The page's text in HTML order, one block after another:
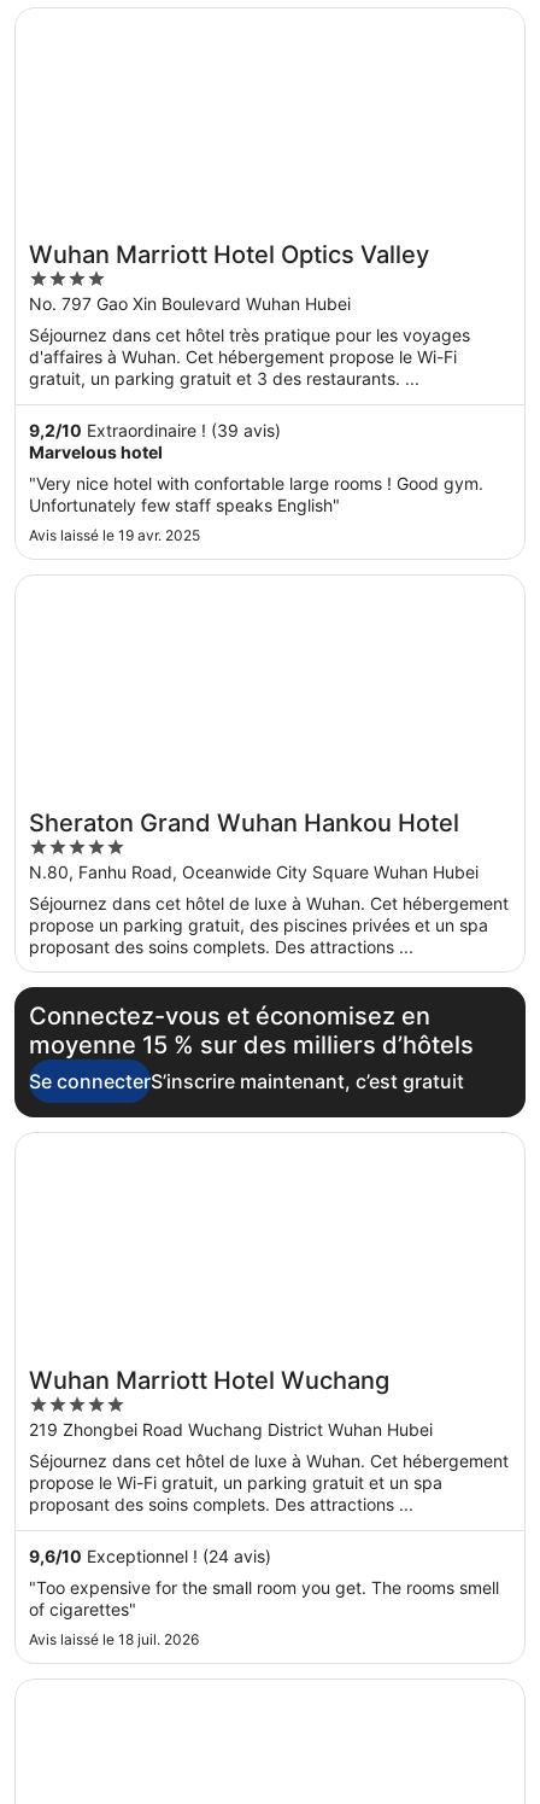
Wuhan Marriott Hotel Optics Valley
4
out
of
5
No. 797 Gao Xin Boulevard Wuhan Hubei
Séjournez dans cet hôtel très pratique pour les voyages
d'affaires à Wuhan. Cet hébergement propose le Wi-Fi
gratuit, un parking gratuit et 3 des restaurants. ...
9,2/10 Extraordinaire ! (39 avis)
Marvelous hotel
"Very nice hotel with confortable large rooms ! Good gym.
Unfortunately few staff speaks English"
Avis laissé le 19 avr. 2025
S’ouvre dans une nouvelle fenêtre
Wuhan Marriott Hotel Optics Valley
Sheraton Grand Wuhan Hankou Hotel
5
out
of
5
N.80, Fanhu Road, Oceanwide City Square Wuhan Hubei
Séjournez dans cet hôtel de luxe à Wuhan. Cet hébergement
propose un parking gratuit, des piscines privées et un spa
proposant des soins complets. Des attractions ...
S’ouvre dans une nouvelle fenêtre
Sheraton Grand Wuhan Hankou Hotel
Connectez-vous et économisez en
moyenne 15 % sur des milliers d’hôtels
Se connecterS’inscrire maintenant, c’est gratuit
Wuhan Marriott Hotel Wuchang
5
out
of
5
219 Zhongbei Road Wuchang District Wuhan Hubei
Séjournez dans cet hôtel de luxe à Wuhan. Cet hébergement
propose le Wi-Fi gratuit, un parking gratuit et un spa
proposant des soins complets. Des attractions ...
9,6/10 Exceptionnel ! (24 avis)
"Too expensive for the small room you get. The rooms smell
of cigarettes"
Avis laissé le 18 juil. 2026
S’ouvre dans une nouvelle fenêtre
Wuhan Marriott Hotel Wuchang
S’ouvre dans une nouvelle fenêtre
The Ritz-Carlton, Wuhan